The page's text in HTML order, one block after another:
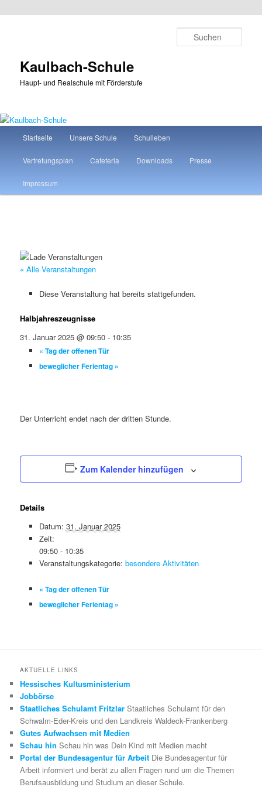
Kaulbach-Schule
Haupt- und Realschule mit Förderstufe
Startseite Unsere Schule Schulleben
Vertretungsplan Cafeteria Downloads Presse
Impressum
« Alle Veranstaltungen
Diese Veranstaltung hat bereits stattgefunden.
Halbjahreszeugnisse
31. Januar 2025 @ 09:50 - 10:35
« Tag der offenen Tür
beweglicher Ferientag »
Der Unterricht endet nach der dritten Stunde.
Zum Kalender hinzufügen
Details
Datum: 31. Januar 2025
Zeit:
09:50 - 10:35
Veranstaltungskategorie: besondere Aktivitäten
« Tag der offenen Tür
beweglicher Ferientag »
AKTUELLE LINKS
Hessisches Kultusministerium
Jobbörse
Staatliches Schulamt Fritzlar Staatliches Schulamt für den
Schwalm-Eder-Kreis und den Landkreis Waldeck-Frankenberg
Gutes Aufwachsen mit Medien
Schau hin Schau hin was Dein Kind mit Medien macht
Portal der Bundesagentur für Arbeit Die Bundesagentur für
Arbeit informiert und berät zu allen Fragen rund um die Themen
Berufsausbildung und Studium an dieser Schule.